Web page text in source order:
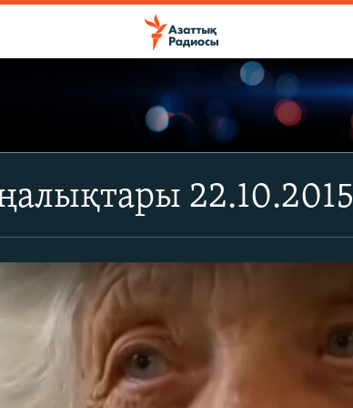
22.10.2015